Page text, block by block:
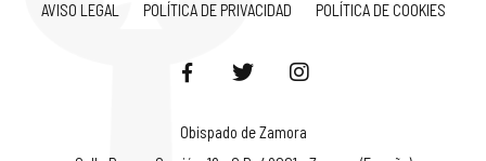
AVISO LEGAL POLÍTICA DE PRIVACIDAD POLÍTICA DE COOKIES
Obispado de Zamora